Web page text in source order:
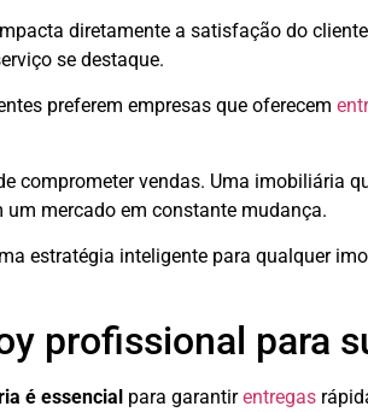
diretamente a satisfação do
se destaque.
preferem empresas que oferecem
comprometer vendas. Uma imobiliária
mercado em constante mudança.
estratégia inteligente para qualquer
profissional para
é essencial para garantirentregas